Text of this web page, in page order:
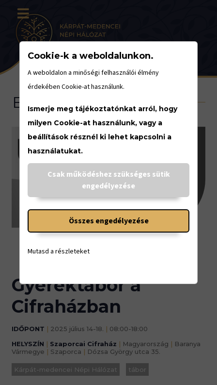
Eseménynaptár
<
14-18.
Gyerektábor a
Cifraházban
IDŐPONT | 2025 július 14-18. | 08:00-18:00
HELYSZÍN | Szaporcai Cifraház | Magyarország | Baranya
Vármegye | Szaporca | Dózsa György utca 35.
Kárpát-medencei Népi Hálózat tábor
Cookie-k a weboldalunkon.
A weboldalon a minőségi felhasználói élmény
érdekében Cookie-at használunk.
Ismerje meg tájékoztatónkat arról, hogy
milyen Cookie-at használunk, vagy a
beállítások résznél ki lehet kapcsolni a
használatukat.
Csak működéshez szükséges sütik
engedélyezése
Összes engedélyezése
Mutasd a részleteket